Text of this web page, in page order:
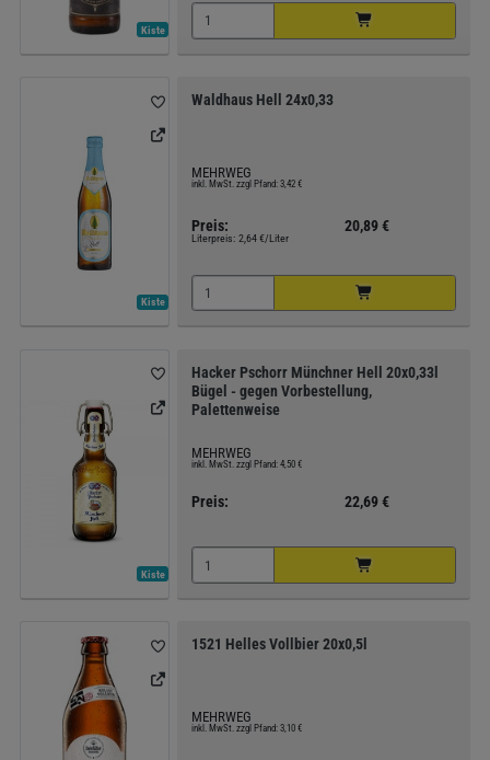
Kiste
Kiste
Waldhaus Hell 24x0,33
MEHRWEG
inkl. MwSt. zzgl Pfand: 3,42 €
Preis: 20,89 €
Literpreis: 2,64 €/Liter
Kiste
Hacker Pschorr Münchner Hell 20x0,33l
Bügel - gegen Vorbestellung,
Palettenweise
MEHRWEG
inkl. MwSt. zzgl Pfand: 4,50 €
Preis: 22,69 €
1521 Helles Vollbier 20x0,5l
MEHRWEG
inkl. MwSt. zzgl Pfand: 3,10 €